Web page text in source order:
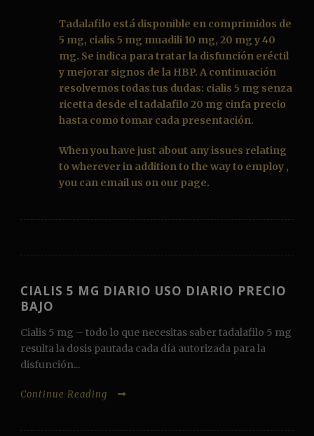
Tadalafilo está disponible en comprimidos de
5 mg, cialis 5 mg muadili 10 mg, 20 mg y 40
mg. Se indica para tratar la disfunción eréctil
y mejorar signos de la HBP. A continuación
resolvemos todas tus dudas: cialis 5 mg senza
ricetta desde eltadalafilo 20 mg cinfa precio
hasta como tomar cada presentación.
When you have just about any issues relating
to wherever in addition to the way to employ ,
you can email us on our page.
CIALIS 5 MG DIARIO USO DIARIO PRECIO
BAJO
Cialis 5 mg – todo lo que necesitas saber tadalafilo 5 mg
resulta la dosis pautada cada día autorizada para la
disfunción...
Continue Reading